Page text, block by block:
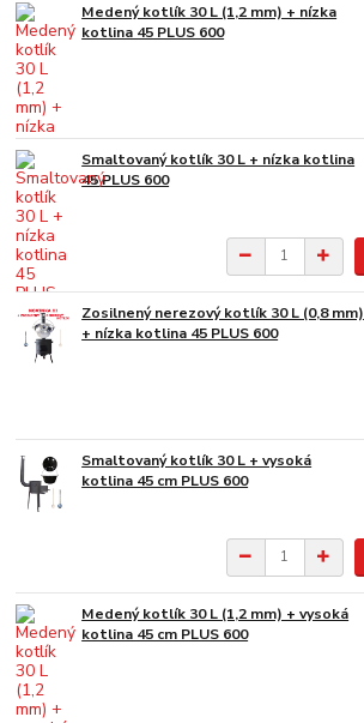
Medený kotlík 30 L (1,2 mm) + nízka
kotlina 45 PLUS 600
Smaltovaný kotlík 30 L + nízka kotlina
45 PLUS 600
Zosilnený nerezový kotlík 30 L (0,8 mm)
+ nízka kotlina 45 PLUS 600
Smaltovaný kotlík 30 L + vysoká
kotlina 45 cm PLUS 600
Medený kotlík 30 L (1,2 mm) + vysoká
kotlina 45 cm PLUS 600